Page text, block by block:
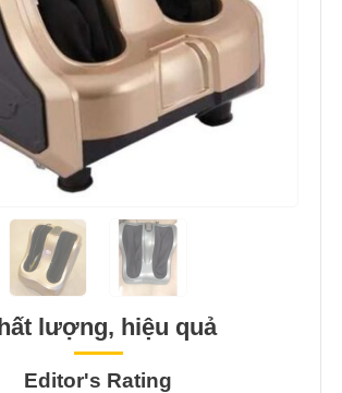
lượng, hiệu quả
Editor's Rating